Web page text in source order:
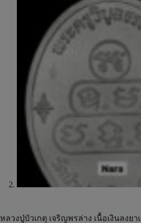
หลวงปู่บัวเกตุ เจริญพรล่าง เนื้อเงินลงยา